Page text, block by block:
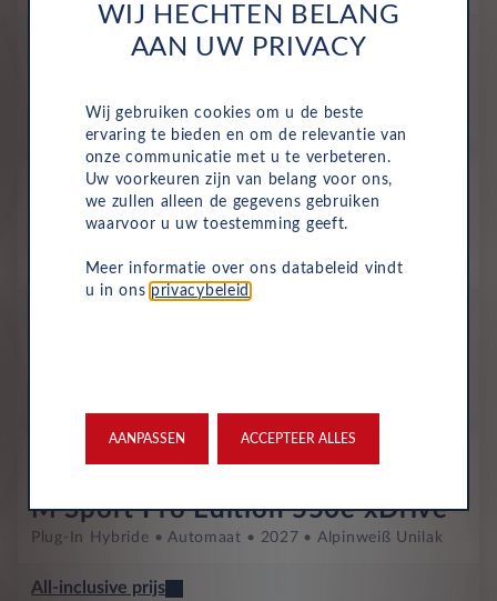
All-inclusive prijs
p/m. excl. btw o.b.v 60 mnd en 10,000 km/j
Nieuw
BMW 5 Serie Touring
Standaard 550e xDrive
Plug-In Hybride Automaat 2027 Alpinweiß Unilak
M Sport Pro Edition 550e xDrive
Plug-In Hybride Automaat 2027 Alpinweiß Unilak
All-inclusive prijs
WIJ HECHTEN BELANG
AAN UW PRIVACY
Wij gebruiken cookies om u de beste
ervaring te bieden en om de relevantie van
onze communicatie met u te verbeteren.
Uw voorkeuren zijn van belang voor ons,
we zullen alleen de gegevens gebruiken
waarvoor u uw toestemming geeft.
Meer informatie over ons databeleid vindt
u in ons privacybeleid
AANPASSEN ACCEPTEER ALLES